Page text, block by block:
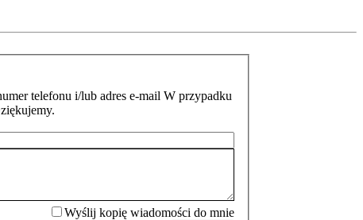
telefonu i/lub adres e-mail W przypadku
Wyślij kopię wiadomości do mnie